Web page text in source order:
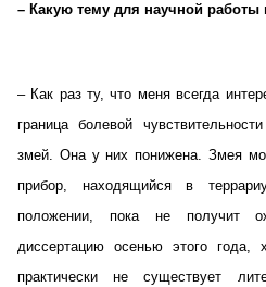
– Какую тему для научной
– Как раз ту, что меня всегда
граница болевой
змей. Она у них понижена. Змея
прибор, находящийся в
положении, пока не получит
диссертацию осенью этого года,
практически не существует